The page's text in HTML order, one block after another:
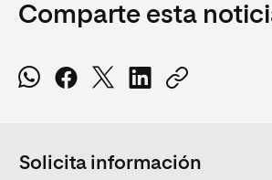
Comparte esta
Solicita información